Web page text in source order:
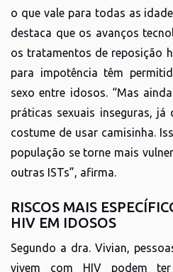
o que vale para todas as
destaca que os avanços
os tratamentos de reposição
para impotência têm
sexo entre idosos. “Mas
práticas sexuais inseguras,
costume de usar camisinha.
população se torne mais
outras ISTs”, afirma.
RISCOS MAIS
HIV EM IDOSOS
Segundo a dra. Vivian,
vivem com HIV podem